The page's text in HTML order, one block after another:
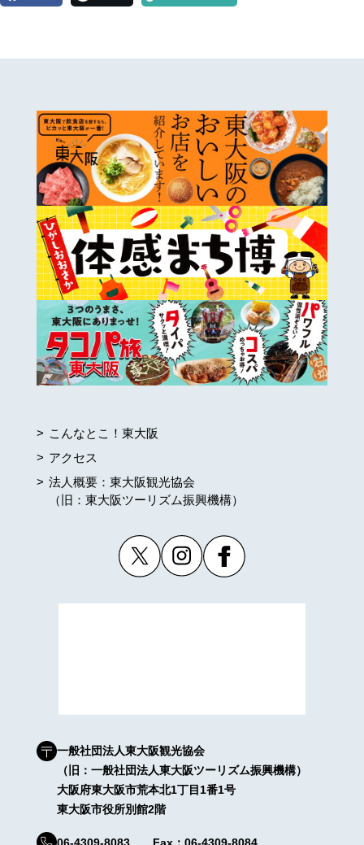
こんなとこ！東大阪
アクセス
法人概要：東大阪観光協会
（旧：東大阪ツーリズム振興機構）
一般社団法人東大阪観光協会
（旧：一般社団法人東大阪ツーリズム振興機構）
大阪府東大阪市荒本北1丁目1番1号
東大阪市役所別館2階
06-4309-8083 Fax：06-4309-8084